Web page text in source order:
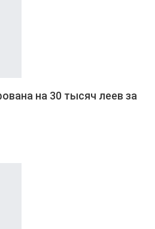
на 30 тысяч леев за